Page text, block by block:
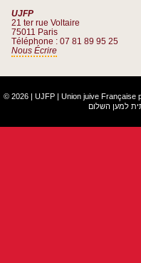
UJFP
21 ter rue Voltaire
75011 Paris
Téléphone : 07 81 89 95 25
Nous Écrire
© 2026 | UJFP | Union juive Française
למען השלום